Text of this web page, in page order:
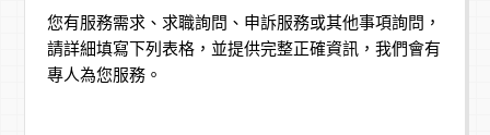
您有服務需求、求職詢問、申訴服務或其他事項詢問，
請詳細填寫下列表格，並提供完整正確資訊，我們會有
專人為您服務。